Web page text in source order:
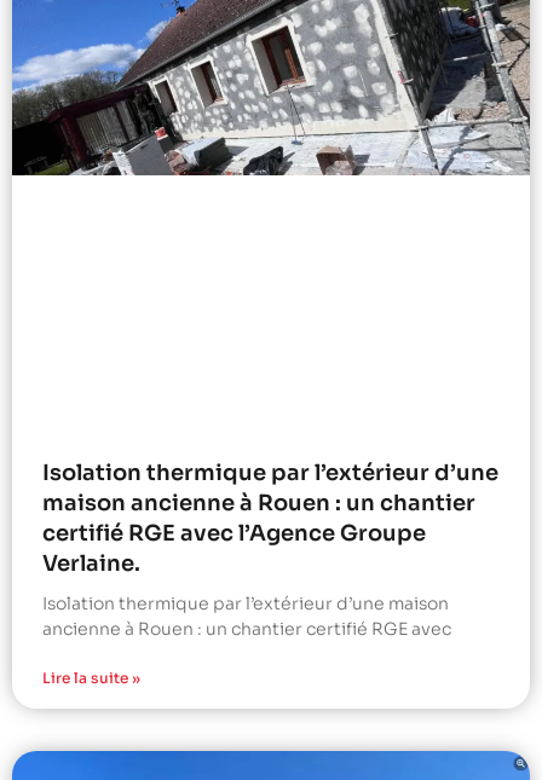
Isolation thermique par l’extérieur d’une
maison ancienne à Rouen : un chantier
certifié RGE avec l’Agence Groupe
Verlaine.
Isolation thermique par l’extérieur d’une maison
ancienne à Rouen : un chantier certifié RGE avec
Lire la suite »